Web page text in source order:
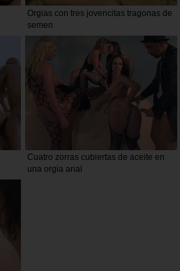
Orgias con tres jovencitas tragonas de
semen
Cuatro zorras cubiertas de aceite en
una orgia anal